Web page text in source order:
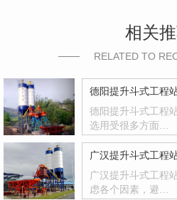
相关
RELATED TO
德阳提升斗式工程
德阳提升斗式工程
选用受很多方面…
广汉提升斗式工程
广汉提升斗式工程
虑各个因素，避…